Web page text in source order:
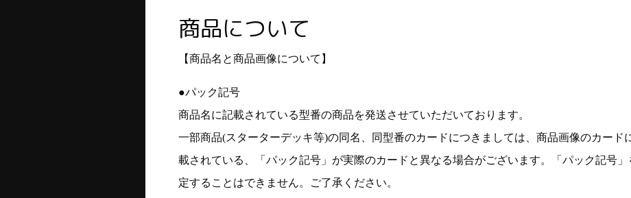
商品について
【商品名と商品画像について】
●パック記号
商品名に記載されている型番の商品を発送させていただいております。
一部商品(スターターデッキ等)の同名、同型番のカードにつきましては、商品画像のカード
載されている、「パック記号」が実際のカードと異なる場合がございます。「パック記号」
定することはできません。ご了承ください。